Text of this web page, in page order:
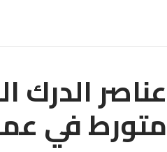
عناصر
متورط في